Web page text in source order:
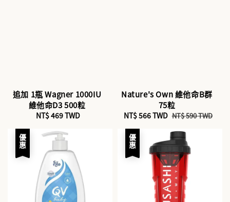
追加 1瓶 Wagner 1000IU
維他命D3 500粒
Regular
NT$ 469 TWD
Nature's Own 維他命B群
75粒
Sale
price
NT$ 566 TWD Regular
NT$ 590 TWD
優惠 優惠